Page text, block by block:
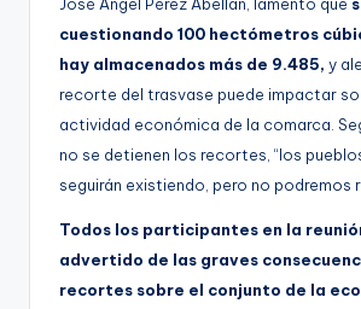
José Ángel Pérez Abellán, lamentó que
cuestionando 100 hectómetros
hay almacenados más de 9.485, y
recorte del trasvase puede impactar
actividad económica de la comarca.
no se detienen los recortes, “los
seguirán existiendo, pero no podremos
Todos los participantes en la
advertido de las graves
recortes sobre el conjunto de la